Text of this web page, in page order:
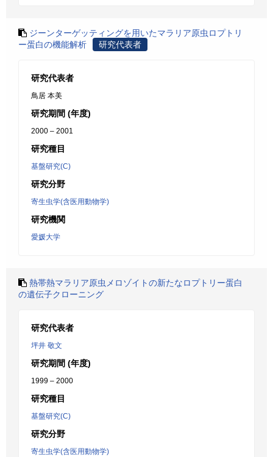
ジーンターゲッティングを用いたマラリア原虫ロプトリ
ー蛋白の機能解析
研究代表者
研究代表者
鳥居 本美
研究期間 (年度)
2000 – 2001
研究種目
基盤研究(C)
研究分野
寄生虫学(含医用動物学)
研究機関
愛媛大学
熱帯熱マラリア原虫メロゾイトの新たなロプトリー蛋白
の遺伝子クローニング
研究代表者
坪井 敬文
研究期間 (年度)
1999 – 2000
研究種目
基盤研究(C)
研究分野
寄生虫学(含医用動物学)